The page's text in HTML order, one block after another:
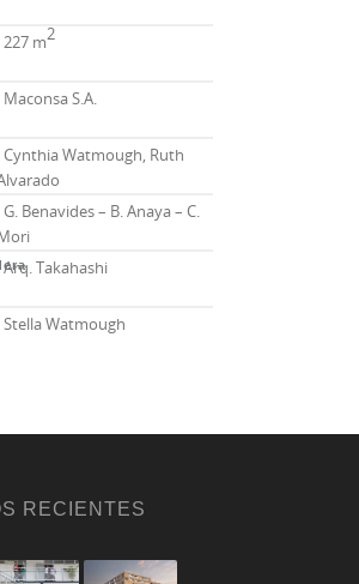
227 m2
Maconsa S.A.
Cynthia Watmough, Ruth
G. Benavides – B. Anaya – C.
Arq. Takahashi
Stella Watmough
RECIENTES